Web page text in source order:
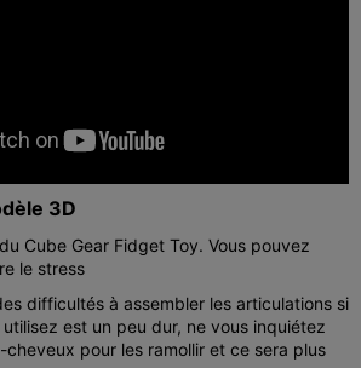
3D
Cube Gear Fidget Toy. Vous pouvez
le stress
difficultés à assembler les articulations si
est un peu dur, ne vous inquiétez
cheveux pour les ramollir et ce sera plus